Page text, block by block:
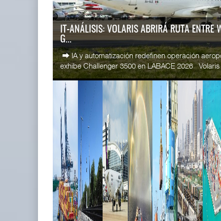
IT-ANÁLISIS: VOLARIS ABRIRÁ RUTA ENTRE
G...
⮕ IA y automatización redefinen operación
exhibe Challenger 3500 en LABACE 2026
IT-ANÁLISIS: Puerto Lázaro
Cárdenas incorpora ...
06 AGO 2026
La ATTRAPI licita red de
telecomunicaciones p ...
06 AGO 2026
Esperanz
06 JUL
READ MORE
CICE
...
02 JUL
READ MORE
SSA
...
29 JUN
READ MORE
MiPyMEs
...
26 JUN